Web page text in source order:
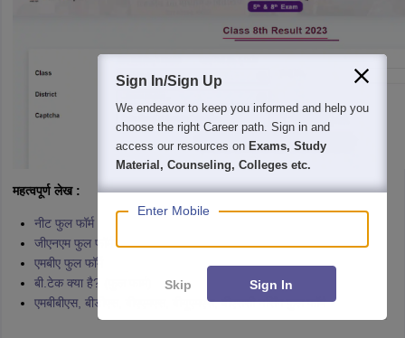
महत्वपूर्ण लेख :
नीट फुल फॉर्म
जीएनएम फुल फॉर्म
एमबीए फुल फॉर्म
बी.टेक क्या है? (फुल फार्म)
एमबीबीएस, बीडीएस, बीएएमएस, बीयूएमएस, बीएससी नर्सिंग फुल फॉर्म
Sign In/Sign Up
We endeavor to keep you informed and help you
choose the right Career path. Sign in and
access our resources on Exams, Study
Material, Counseling, Colleges etc.
Enter Mobile
Skip Sign In